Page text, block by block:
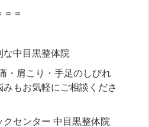
＝
な中目黒整体院
・肩こり・手足のしびれ
もお気軽にご相談くださ
センター 中目黒整体院